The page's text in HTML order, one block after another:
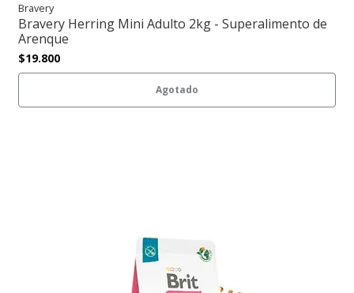
Bravery
Bravery Herring Mini Adulto 2kg - Superalimento de
Arenque
$19.800
Agotado